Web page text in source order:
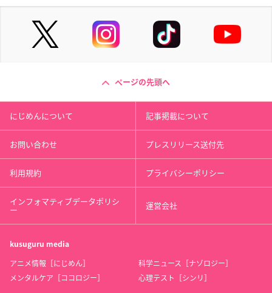
ページの先頭へ
にじめんについて 記事掲載について
お問い合わせ プレスリリース送付先
利用規約 プライバシーポリシー
インフォマティブデータポリシ
ー 運営会社
kusuguru media
アニメ情報［にじめん］
科学ニュース［ナゾロジー］
メンタルケア［ココロジー］
心理テスト［シンリ］